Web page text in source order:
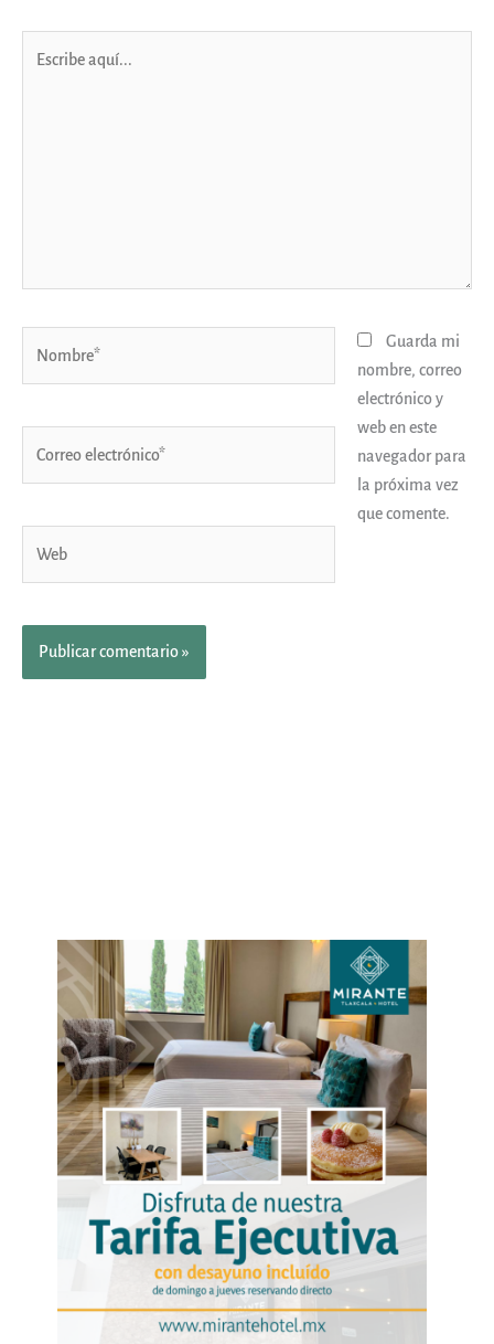
Guarda mi
nombre, correo
electrónico y
web en este
navegador para
la próxima vez
que comente.